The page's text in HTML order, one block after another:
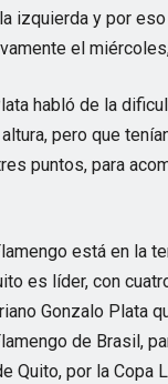
izquierda y por eso
el
habló de la
pero que
puntos, para
está en la
es líder, con
Gonzalo Plata
de Brasil,
Quito, por la Copa